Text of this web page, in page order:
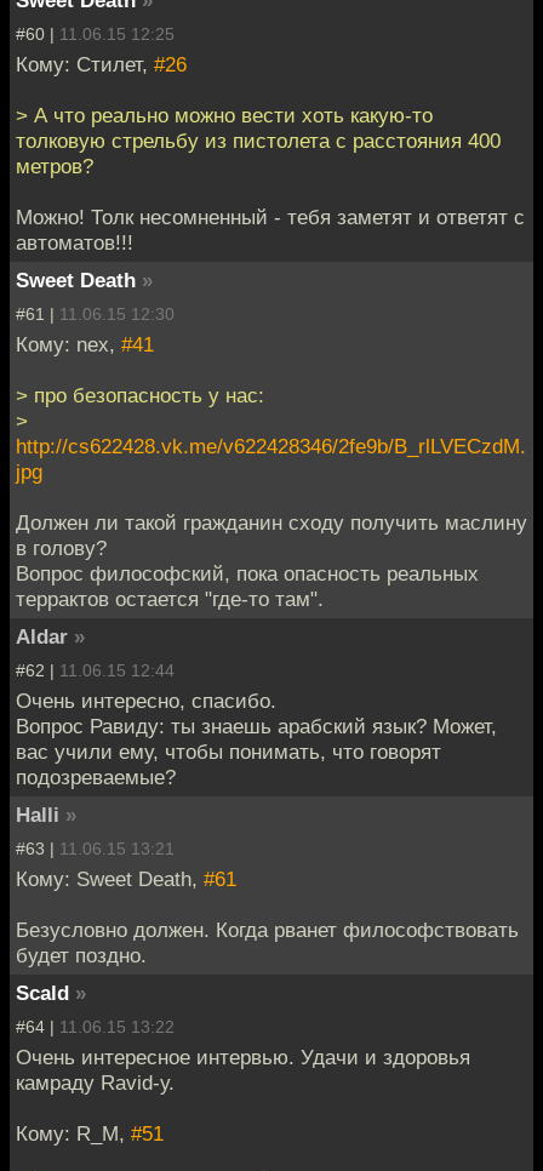
#60 | 11.06.15 12:25
Кому: Стилет, #26
> А что реально можно вести хоть какую-то
толковую стрельбу из пистолета с расстояния 400
метров?
Можно! Толк несомненный - тебя заметят и ответят с
автоматов!!!
Sweet Death »
#61 | 11.06.15 12:30
Кому: nex, #41
> про безопасность у нас:
>
http://cs622428.vk.me/v622428346/2fe9b/B_rlLVECzdM.
jpg
Должен ли такой гражданин сходу получить маслину
в голову?
Вопрос философский, пока опасность реальных
террактов остается "где-то там".
Aldar »
#62 | 11.06.15 12:44
Очень интересно, спасибо.
Вопрос Равиду: ты знаешь арабский язык? Может,
вас учили ему, чтобы понимать, что говорят
подозреваемые?
Halli »
#63 | 11.06.15 13:21
Кому: Sweet Death, #61
Безусловно должен. Когда рванет философствовать
будет поздно.
Scald »
#64 | 11.06.15 13:22
Очень интересное интервью. Удачи и здоровья
камраду Ravid-у.
Кому: R_M, #51